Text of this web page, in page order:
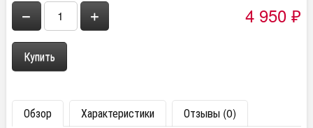
− + 4 950 ₽
Обзор Характеристики
Отзывы (0)